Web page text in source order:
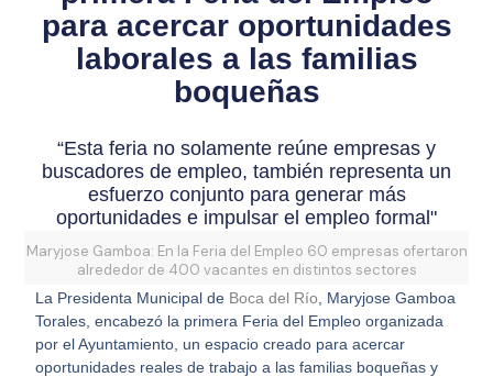
para acercar oportunidades
laborales a las familias
boqueñas
“Esta feria no solamente reúne empresas y
buscadores de empleo, también representa un
esfuerzo conjunto para generar más
oportunidades e impulsar el empleo formal"
Maryjose Gamboa: En la Feria del Empleo 60 empresas ofertaron
alrededor de 400 vacantes en distintos sectores
La Presidenta Municipal de Boca del Río , Maryjose Gamboa
Torales, encabezó la primera Feria del Empleo organizada
por el Ayuntamiento, un espacio creado para acercar
oportunidades reales de trabajo a las familias boqueñas y